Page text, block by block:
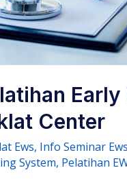
Center
Ews, Info Seminar
System, Pelatihan